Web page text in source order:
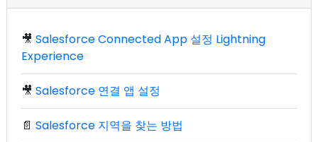
🎥 Salesforce Connected App 설정 Lightning
Experience
🎥 Salesforce 연결 앱 설정
📄 Salesforce 지역을 찾는 방법